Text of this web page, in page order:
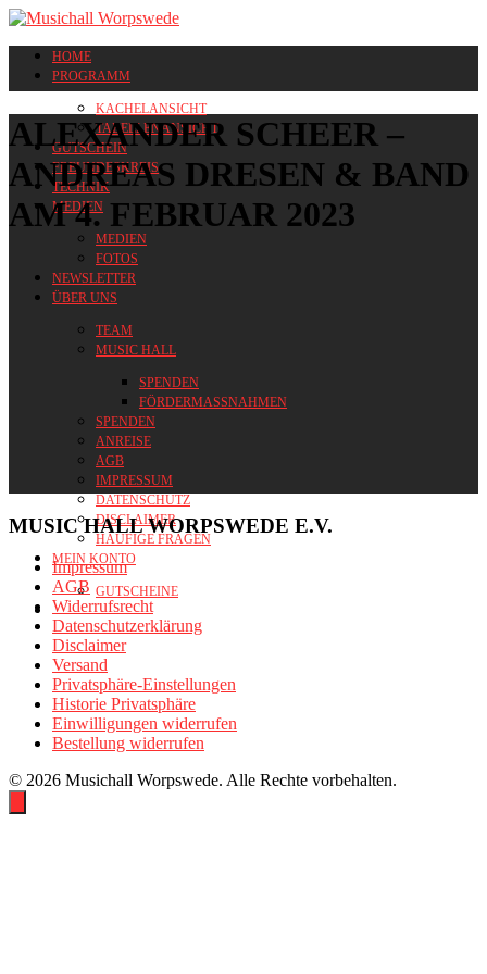
HOME
PROGRAMM
KACHELANSICHT
TABELLENANSICHT
GUTSCHEIN
FREUNDESKREIS
TECHNIK
MEDIEN
MEDIEN
FOTOS
NEWSLETTER
ÜBER UNS
TEAM
MUSIC HALL
SPENDEN
FÖRDERMASSNAHMEN
SPENDEN
ANREISE
AGB
IMPRESSUM
DATENSCHUTZ
DISCLAIMER
HÄUFIGE FRAGEN
MEIN KONTO
GUTSCHEINE
ALEXANDER SCHEER –
ANDREAS DRESEN & BAND
AM 4. FEBRUAR 2023
MUSIC HALL WORPSWEDE E.V.
Impressum
AGB
Widerrufsrecht
Datenschutzerklärung
Disclaimer
Versand
Privatsphäre-Einstellungen
Historie Privatsphäre
Einwilligungen widerrufen
Bestellung widerrufen
© 2026 Musichall Worpswede. Alle Rechte vorbehalten.